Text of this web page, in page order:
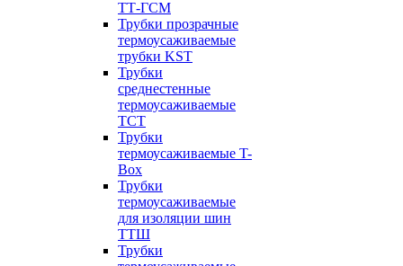
ТТ-ГСМ
Трубки прозрачные
термоусаживаемые
трубки KST
Трубки
среднестенные
термоусаживаемые
ТСТ
Трубки
термоусаживаемые T-
Box
Трубки
термоусаживаемые
для изоляции шин
ТТШ
Трубки